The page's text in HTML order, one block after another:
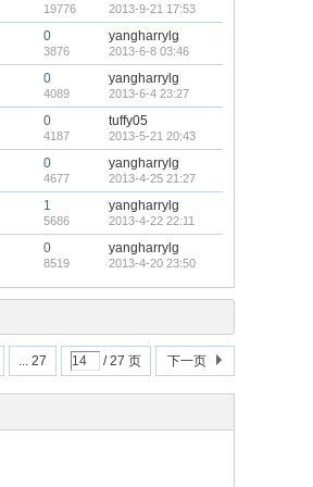
19776 2013-9-21 17:53
0
3876
yangharrylg
2013-6-8 03:46
0
4089
yangharrylg
2013-6-4 23:27
0
4187
tuffy05
2013-5-21 20:43
0
4677
yangharrylg
2013-4-25 21:27
1
5686
yangharrylg
2013-4-22 22:11
0
8519
yangharrylg
2013-4-20 23:50
... 27 / 27 页 下一页